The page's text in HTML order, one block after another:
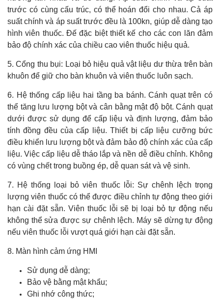
trước có cùng cấu trúc, có thể hoán đổi cho nhau. Cả áp
suất chính và áp suất trước đều là 100kn, giúp dễ dàng tạo
hình viên thuốc. Đế đặc biệt thiết kế cho các con lăn đảm
bảo độ chính xác của chiều cao viên thuốc hiệu quả.
5. Cổng thu bụi: Loại bỏ hiệu quả vật liệu dư thừa trên bàn
khuôn để giữ cho bàn khuôn và viên thuốc luôn sạch.
6. Hệ thống cấp liệu hai tầng ba bánh. Cánh quạt trên có
thể tăng lưu lượng bột và cân bằng mật độ bột. Cánh quạt
dưới được sử dụng để cấp liệu và định lượng, đảm bảo
tính đồng đều của cấp liệu. Thiết bị cấp liệu cưỡng bức
điều khiển lưu lượng bột và đảm bảo độ chính xác của cấp
liệu. Việc cấp liệu dễ tháo lắp và nền dễ điều chỉnh. Không
có vùng chết trong buồng ép, dễ quan sát và vệ sinh.
7. Hệ thống loại bỏ viên thuốc lỗi: Sự chênh lệch trọng
lượng viên thuốc có thể được điều chỉnh tự động theo giới
hạn cài đặt sẵn. Viên thuốc lỗi sẽ bị loại bỏ tự động nếu
không thể sửa được sự chênh lệch. Máy sẽ dừng tự động
nếu viên thuốc lỗi vượt quá giới hạn cài đặt sẵn.
8. Màn hình cảm ứng HMI
Sử dụng dễ dàng;
Bảo vệ bằng mật khẩu;
Ghi nhớ công thức;